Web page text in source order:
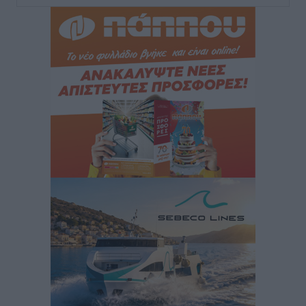
δεν υπάρχουν περιθώρια εφησυχασμού
Ειδήσεις• πριν 4 ώρες
Στον Άγιο Νικόλαο Χάλκης ανοίγει ξανά το
ανανεωμένο εκκλησιαστικό μουσείο από τη Λέσχη
πριν 4 ώρες
Ρόδος: «Βουλιάζει» από τουρίστες – Πάνω από 1 εκατ.
επιβάτες και 55 κρουαζιερόπλοια
Γ’ Εθνική Κατηγορία: Οι ημερομηνίες των
αγωνιστικών της κανονικής περιόδου
πριν 9 ώρες
Συνελήφθησαν δύο άτομα στην Κάρπαθο για άγρα